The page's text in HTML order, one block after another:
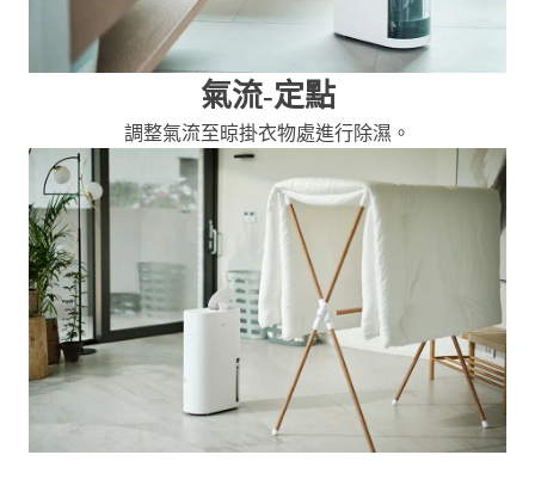
氣流-定點
調整氣流至晾掛衣物處進行除濕。